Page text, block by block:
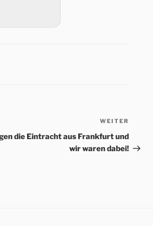
WEITER
die Eintracht aus Frankfurt und
wir waren dabei!